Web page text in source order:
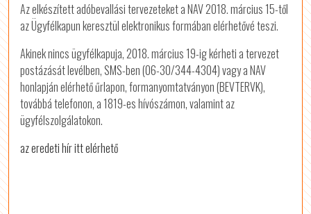
Az elkészített adóbevallási tervezeteket a NAV 2018. március 15-től
az Ügyfélkapun keresztül elektronikus formában elérhetővé teszi.
Akinek nincs ügyfélkapuja, 2018. március 19-ig kérheti a tervezet
postázását levélben, SMS-ben (06-30/344-4304) vagy a NAV
honlapján elérhető űrlapon, formanyomtatványon (BEVTERVK),
továbbá telefonon, a 1819-es hívószámon, valamint az
ügyfélszolgálatokon.
az eredeti hír itt elérhető